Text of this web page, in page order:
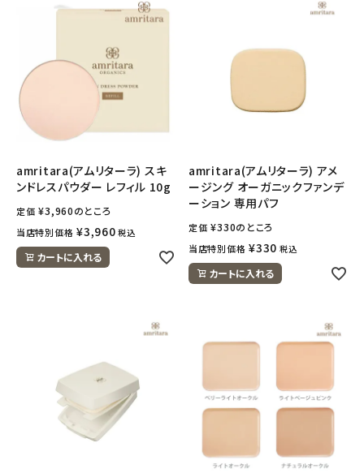
amritara(アムリターラ) スキ
ンドレスパウダー レフィル 10g
定価 ¥3,960のところ
当店特別価格 ¥3,960 税込
カートに入れる
amritara(アムリターラ) アメ
ージング オーガニックファンデ
ーション 専用パフ
定価 ¥330のところ
当店特別価格 ¥330 税込
カートに入れる